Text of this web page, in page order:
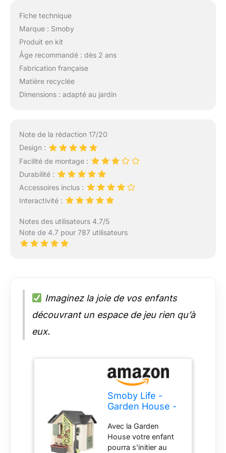
Fiche technique
Marque : Smoby
Produit en kit
Âge recommandé : dès 2 ans
Fabrication française
Matière recyclée
Dimensions : adapté au jardin
Note de la rédaction 17/20
Design :
Facilité de montage :
Durabilité :
Accessoires inclus :
Interactivité :
Notes des utilisateurs 4.7/5
Note de 4.7 pour 787 utilisateurs
Imaginez la joie de vos enfants
découvrant un espace de jeu rien qu’à
eux.
Smoby Life -
Garden House -
Jardinage -
Jardinière,
Treillis,
Avec la Garden
House votre enfant
pourra s'initier au